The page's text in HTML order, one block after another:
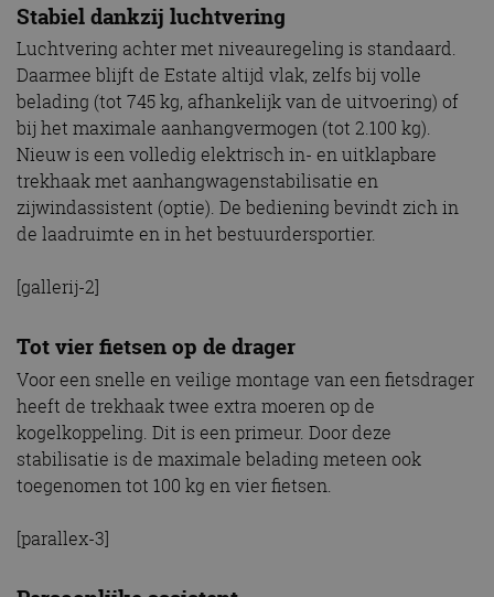
Stabiel dankzij luchtvering
Luchtvering achter met niveauregeling is standaard.
Daarmee blijft de Estate altijd vlak, zelfs bij volle
belading (tot 745 kg, afhankelijk van de uitvoering) of
bij het maximale aanhangvermogen (tot 2.100 kg).
Nieuw is een volledig elektrisch in- en uitklapbare
trekhaak met aanhangwagenstabilisatie en
zijwindassistent (optie). De bediening bevindt zich in
de laadruimte en in het bestuurdersportier.
[gallerij-2]
Tot vier fietsen op de drager
Voor een snelle en veilige montage van een fietsdrager
heeft de trekhaak twee extra moeren op de
kogelkoppeling. Dit is een primeur. Door deze
stabilisatie is de maximale belading meteen ook
toegenomen tot 100 kg en vier fietsen.
[parallex-3]